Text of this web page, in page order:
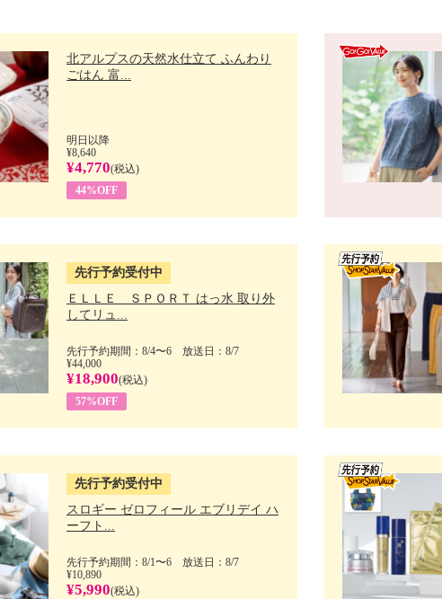
北アルプスの天然水仕立て ふんわり
ごはん 富...
明日以降
¥8,640
¥4,770(税込)
44%OFF
先行予約受付中
ＥＬＬＥ ＳＰＯＲＴ はっ水 取り外
してリュ...
先行予約期間：8/4〜6 放送日：8/7
¥44,000
¥18,900(税込)
57%OFF
先行予約受付中
スロギー ゼロフィール エブリデイ ハ
ーフト...
先行予約期間：8/1〜6 放送日：8/7
¥10,890
¥5,990(税込)